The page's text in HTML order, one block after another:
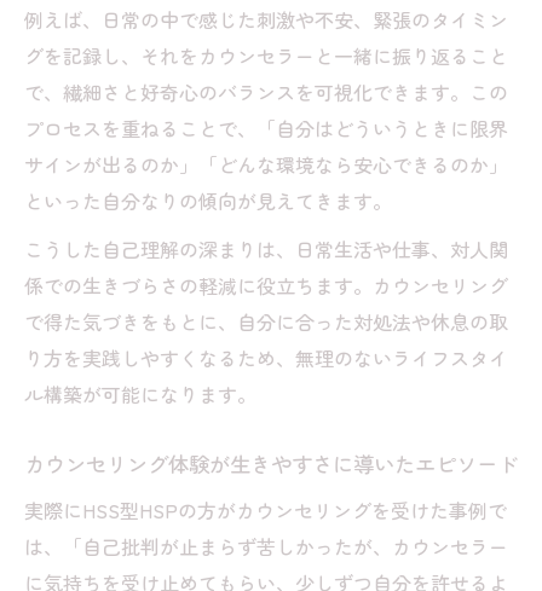
例えば、日常の中で感じた刺激や不安、緊張のタイミン
グを記録し、それをカウンセラーと一緒に振り返ること
で、繊細さと好奇心のバランスを可視化できます。この
プロセスを重ねることで、「自分はどういうときに限界
サインが出るのか」「どんな環境なら安心できるのか」
といった自分なりの傾向が見えてきます。
こうした自己理解の深まりは、日常生活や仕事、対人関
係での生きづらさの軽減に役立ちます。カウンセリング
で得た気づきをもとに、自分に合った対処法や休息の取
り方を実践しやすくなるため、無理のないライフスタイ
ル構築が可能になります。
カウンセリング体験が生きやすさに導いたエピソード
実際にHSS型HSPの方がカウンセリングを受けた事例で
は、「自己批判が止まらず苦しかったが、カウンセラー
に気持ちを受け止めてもらい、少しずつ自分を許せるよ